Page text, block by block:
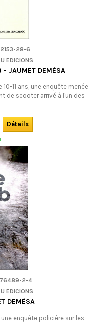
28-6
EDICIONS
- JAUMET DEMÈSA
11 ans, une enquête menée
de scooter arrivé à l'un des
Détails
2-4
EDICIONS
DEMÈSA
enquête policière sur les